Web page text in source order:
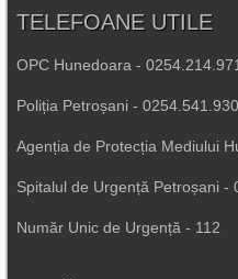
TELEFOANE UTILE
OPC Hunedoara - 0254.214.971
Poliția Petroșani - 0254.541.930
Agenția de Protecția Mediului
Spitalul de Urgență Petroșani -
Număr Unic de Urgență - 112